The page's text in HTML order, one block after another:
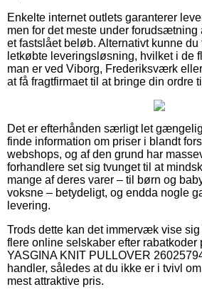
Enkelte internet outlets garanterer
men for det meste under forudsætning
et fastslået beløb. Alternativt kunne
letkøbte leveringsløsning, hvilket i de
man er ved Viborg, Frederiksværk
at få fragtfirmaet til at bringe din ordre
Det er efterhånden særligt let
finde information om priser i blandt
webshops, og af den grund har
forhandlere set sig tvunget til at
mange af deres varer – til børn og
voksne – betydeligt, og endda nogle
levering.
Trods dette kan det immervæk vise
flere online selskaber efter rabatkoder
YASGINA KNIT PULLOVER
handler, således at du ikke er i tvivl
mest attraktive pris.